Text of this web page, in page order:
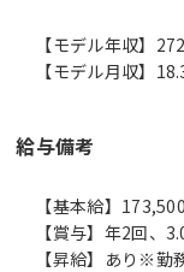
【モデル年収】
【モデル月収】
給与備考
【基本給】
【賞与】年2回、
【昇給】あり※勤